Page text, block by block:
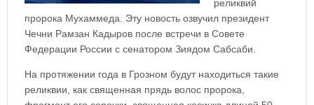
реликвий
пророка Мухаммеда. Эту новость озвучил президент
Чечни Рамзан Кадыров после встречи в Совете
Федерации России с сенатором Зиядом Сабсаби.
На протяжении года в Грозном будут находиться такие
реликвии, как священная прядь волос пророка,